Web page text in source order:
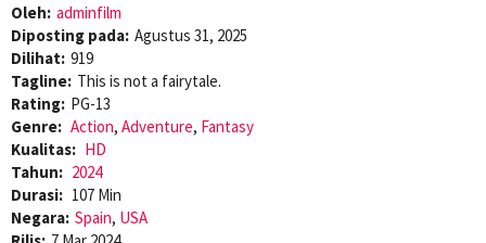
Oleh: adminfilm
Diposting pada: Agustus 31, 2025
Dilihat: 919
Tagline: This is not a fairytale.
Rating: PG-13
Genre: Action, Adventure, Fantasy
Kualitas: HD
Tahun: 2024
Durasi: 107 Min
Negara: Spain, USA